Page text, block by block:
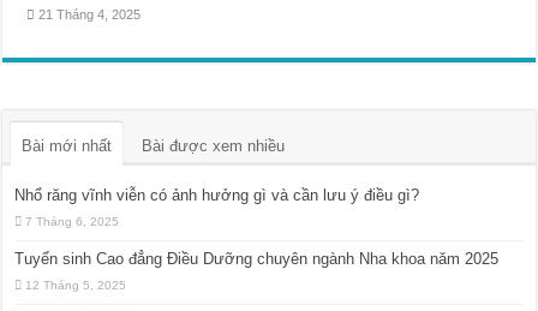
21 Tháng 4, 2025
Bài mới nhất Bài được xem nhiều
Nhổ răng vĩnh viễn có ảnh hưởng gì và cần lưu ý điều gì?
7 Tháng 6, 2025
Tuyển sinh Cao đẳng Điều Dưỡng chuyên ngành Nha khoa năm 2025
12 Tháng 5, 2025